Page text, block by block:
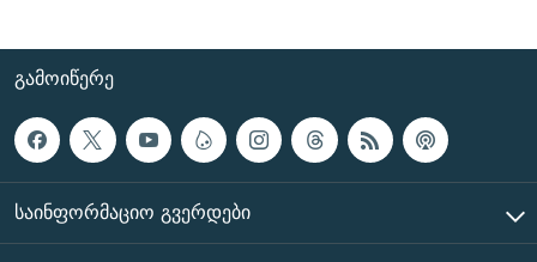
ᲒᲐᲛᲝᲘᲬᲔᲠᲔ
ᲡᲐᲘᲜᲤᲝᲠᲛᲐᲪᲘᲝ ᲒᲕᲔᲠᲓᲔᲑᲘ